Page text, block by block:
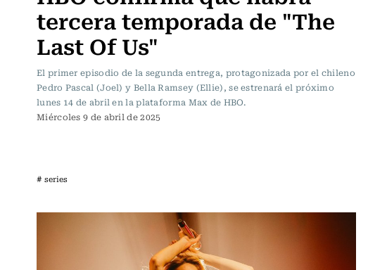
tercera temporada de "The
Last Of Us"
El primer episodio de la segunda entrega, protagonizada por el chileno
Pedro Pascal (Joel) y Bella Ramsey (Ellie), se estrenará el próximo
lunes 14 de abril en la plataforma Max de HBO.
Miércoles 9 de abril de 2025
# series